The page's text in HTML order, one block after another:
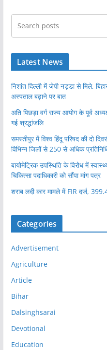
Latest News
निशांत दिल्ली में जेपी नड्डा से मिले,
अस्पताल बढ़ाने पर बात
अति पिछड़ा वर्ग राज्य आयोग के पूर्व
गई श्रद्धांजलि
समस्तीपुर में विश्व हिंदू परिषद की दो
विभिन्न जिलों से 250 से अधिक
बायोमेट्रिक उपस्थिति के विरोध में
चिकित्सा पदाधिकारी को सौंपा मांग पत्र
शराब लदी कार मामले में FIR दर्ज,
Categories
Advertisement
Agriculture
Article
Bihar
Dalsinghsarai
Devotional
Education